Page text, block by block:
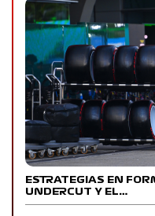
ESTRATEGIAS EN
UNDERCUT Y EL…